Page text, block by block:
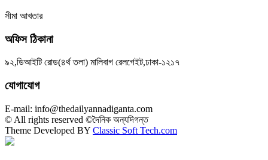
সীমা আখতার
অফিস ঠিকানা
৯২,ডিআইটি রোড(৪র্থ তলা) মালিবাগ রেলগেইট,ঢাকা-১২১৭
যোগাযোগ
E-mail: info@thedailyannadiganta.com
© All rights reserved ©দৈনিক অন্যদিগন্ত
Theme Developed BY Classic Soft Tech.com